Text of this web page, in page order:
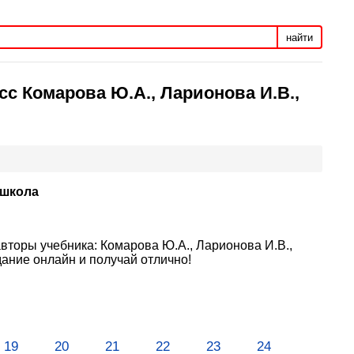
найти
Комарова Ю.А., Ларионова И.В.,
учебника: Комарова Ю.А., Ларионова И.В.,
онлайн и получай отлично!
19 20 21 22 23 24